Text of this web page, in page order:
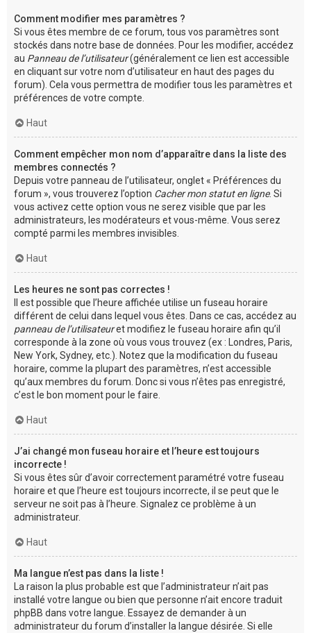
Comment modifier mes paramètres ?
Si vous êtes membre de ce forum, tous vos paramètres sont
stockés dans notre base de données. Pour les modifier, accédez
au Panneau de l’utilisateur(généralement ce lien est accessible
en cliquant sur votre nom d’utilisateur en haut des pages du
forum). Cela vous permettra de modifier tous les paramètres et
préférences de votre compte.
Haut
Comment empêcher mon nom d’apparaître dans la liste des
membres connectés ?
Depuis votre panneau de l’utilisateur, onglet « Préférences du
forum », vous trouverez l’option Cacher mon statut en ligne. Si
vous activez cette option vous ne serez visible que par les
administrateurs, les modérateurs et vous-même. Vous serez
compté parmi les membres invisibles.
Haut
Les heures ne sont pas correctes !
Il est possible que l’heure affichée utilise un fuseau horaire
différent de celui dans lequel vous êtes. Dans ce cas, accédez au
panneau de l’utilisateuret modifiez le fuseau horaire afin qu’il
corresponde à la zone où vous vous trouvez (ex : Londres, Paris,
New York, Sydney, etc.). Notez que la modification du fuseau
horaire, comme la plupart des paramètres, n’est accessible
qu’aux membres du forum. Donc si vous n’êtes pas enregistré,
c’est le bon moment pour le faire.
Haut
J’ai changé mon fuseau horaire et l’heure est toujours
incorrecte !
Si vous êtes sûr d’avoir correctement paramétré votre fuseau
horaire et que l’heure est toujours incorrecte, il se peut que le
serveur ne soit pas à l’heure. Signalez ce problème à un
administrateur.
Haut
Ma langue n’est pas dans la liste !
La raison la plus probable est que l’administrateur n’ait pas
installé votre langue ou bien que personne n’ait encore traduit
phpBB dans votre langue. Essayez de demander à un
administrateur du forum d’installer la langue désirée. Si elle